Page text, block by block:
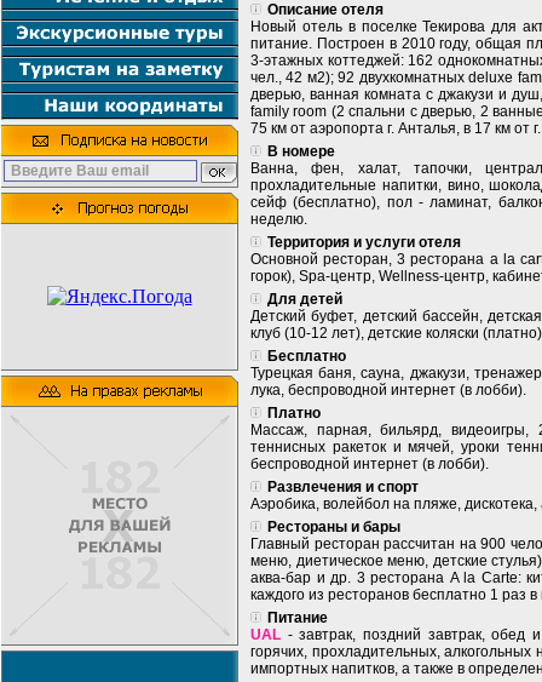
Описание отеля
Новый отель в поселке Текирова для
питание. Построен в 2010 году, общая
3-этажных коттеджей: 162
чел., 42 м2); 92 двухкомнатных deluxe
дверью, ваннaя комната с джакузи и
family room (2 спальни с дверью, 2
75 км от аэропорта г. Анталья, в 17 км от
В номере
Ванна, фен, халат, тапочки,
прохладительные напитки, вино,
сейф (бесплатно), пол - ламинат,
неделю.
Территория и услуги отеля
Основной ресторан, 3 ресторана a la
горок), Spa-центр, Wellness-центр,
Для детей
Детский буфет, детский бассейн,
клуб (10-12 лет), детские коляски
Бесплатно
Турецкая баня, сауна, джакузи,
лука, беспроводной интернет (в лобби).
Платно
Массаж, парная, бильярд,
теннисных ракеток и мячей, уроки
беспроводной интернет (в лобби).
Развлечения и спорт
Аэробика, волейбол на пляже,
Рестораны и бары
Главный ресторан рассчитан на 900
меню, диетическое меню, детские
аква-бар и др. 3 ресторана A la Carte:
каждого из ресторанов бесплатно 1 раз
Питание
UAL - завтрак, поздний завтрак,
горячих, прохладительных,
импортных напитков, а также в